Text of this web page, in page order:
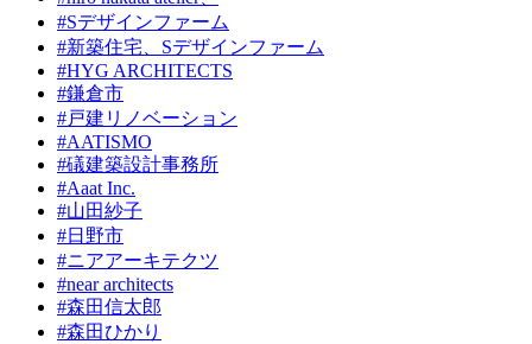
#Sデザインファーム
#新築住宅、Sデザインファーム
#HYG ARCHITECTS
#鎌倉市
#戸建リノベーション
#AATISMO
#礒建築設計事務所
#Aaat Inc.
#山田紗子
#日野市
#ニアアーキテクツ
#near architects
#森田信太郎
#森田ひかり